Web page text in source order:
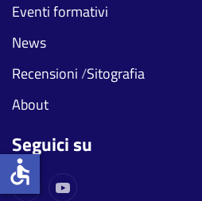
Eventi formativi
News
Recensioni/Sitografia
About
Seguici su
accessible